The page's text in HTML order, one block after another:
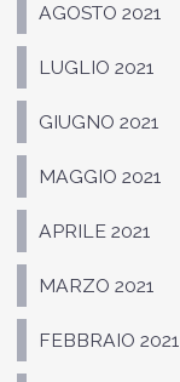
AGOSTO 2021
LUGLIO 2021
GIUGNO 2021
MAGGIO 2021
APRILE 2021
MARZO 2021
FEBBRAIO 2021